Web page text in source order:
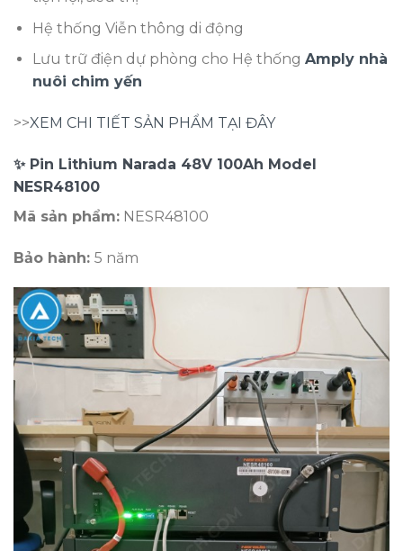
Hệ thống Viễn thông di động
Lưu trữ điện dự phòng cho Hệ thống Amply nhà
nuôi chim yến
>>XEM CHI TIẾT SẢN PHẨM TẠI ĐÂY
✨ Pin Lithium Narada 48V 100Ah Model
NESR48100
Mã sản phẩm: NESR48100
Bảo hành: 5 năm